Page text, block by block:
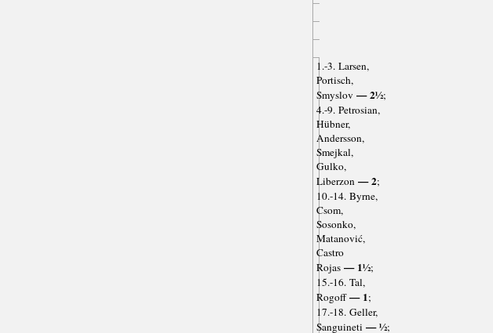
1.-3. Larsen,
Portisch,
Smyslov — 2½;
4.-9. Petrosian,
Hübner,
Andersson,
Smejkal,
Gulko,
Liberzon— 2;
10.-14. Byrne,
Csom,
Sosonko,
Matanović,
Castro
Rojas— 1½;
15.-16. Tal,
Rogoff— 1;
17.-18. Geller,
Sanguineti — ½;